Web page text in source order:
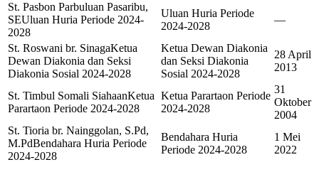
St. Pasbon Parbuluan Pasaribu,
SEUluan Huria Periode 2024-
2028
Uluan Huria Periode
2024-2028
—
St. Roswani br. SinagaKetua
Dewan Diakonia dan Seksi
Diakonia Sosial 2024-2028
Ketua Dewan Diakonia
dan Seksi Diakonia
Sosial 2024-2028
28 April
2013
St. Timbul Somali SiahaanKetua
Parartaon Periode 2024-2028
Ketua Parartaon Periode
2024-2028
31
Oktober
2004
St. Tioria br. Nainggolan, S.Pd,
M.PdBendahara Huria Periode
2024-2028
Bendahara Huria
Periode 2024-2028
1 Mei
2022